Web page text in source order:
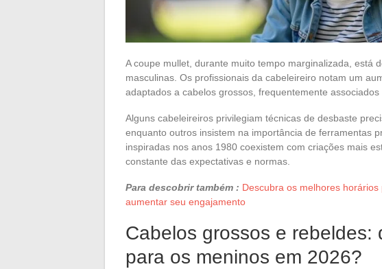
A coupe mullet, durante muito tempo marginalizada, está
masculinas. Os profissionais da cabeleireiro notam um
adaptados a cabelos grossos, frequentemente
Alguns cabeleireiros privilegiam técnicas de desbaste
enquanto outros insistem na importância de ferramentas
inspiradas nos anos 1980 coexistem com criações mais
constante das expectativas e normas.
Para descobrir também : Descubra os melhores
aumentar seu engajamento
Cabelos grossos e rebeldes:
para os meninos em 2026?